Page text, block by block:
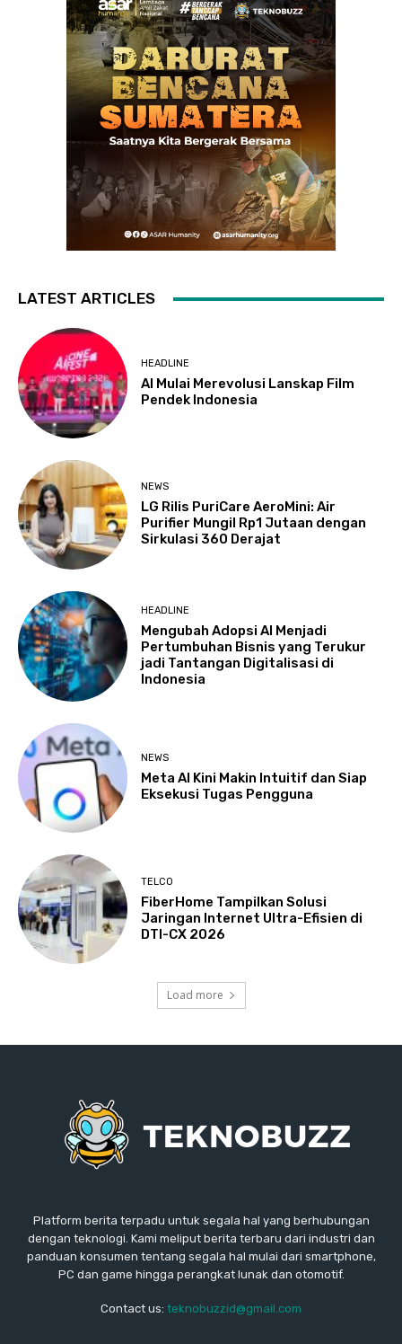
LATEST ARTICLES
HEADLINE
AI Mulai Merevolusi Lanskap Film
Pendek Indonesia
NEWS
LG Rilis PuriCare AeroMini: Air
Purifier Mungil Rp1 Jutaan dengan
Sirkulasi 360 Derajat
HEADLINE
Mengubah Adopsi AI Menjadi
Pertumbuhan Bisnis yang Terukur
jadi Tantangan Digitalisasi di
Indonesia
NEWS
Meta AI Kini Makin Intuitif dan Siap
Eksekusi Tugas Pengguna
TELCO
FiberHome Tampilkan Solusi
Jaringan Internet Ultra-Efisien di
DTI-CX 2026
Load more
Platform berita terpadu untuk segala hal yang berhubungan
dengan teknologi. Kami meliput berita terbaru dari industri dan
panduan konsumen tentang segala hal mulai dari smartphone,
PC dan game hingga perangkat lunak dan otomotif.
Contact us: teknobuzzid@gmail.com